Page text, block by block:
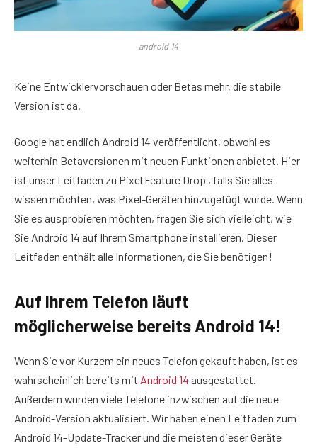
android 14
Keine Entwicklervorschauen oder Betas mehr, die stabile
Version ist da.
Google hat endlich Android 14 veröffentlicht, obwohl es
weiterhin Betaversionen mit neuen Funktionen anbietet. Hier
ist unser Leitfaden zu Pixel Feature Drop , falls Sie alles
wissen möchten, was Pixel-Geräten hinzugefügt wurde. Wenn
Sie es ausprobieren möchten, fragen Sie sich vielleicht, wie
Sie Android 14 auf Ihrem Smartphone installieren. Dieser
Leitfaden enthält alle Informationen, die Sie benötigen!
Auf Ihrem Telefon läuft
möglicherweise bereits Android 14!
Wenn Sie vor Kurzem ein neues Telefon gekauft haben, ist es
wahrscheinlich bereits mit Android 14 ausgestattet.
Außerdem wurden viele Telefone inzwischen auf die neue
Android-Version aktualisiert. Wir haben einen Leitfaden zum
Android 14-Update-Tracker und die meisten dieser Geräte